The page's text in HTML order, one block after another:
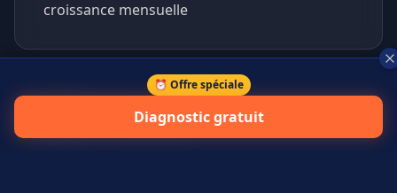
croissance mensuelle
45%
⏰ Offre spéciale
Diagnostic gratuit